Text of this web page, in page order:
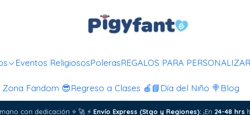
Eventos ReligiososPolerasREGALOS PARA PERSONALIZAR
Zona Fandom 😎Regreso a Clases 🍎📘 Día del Niño 🍭 Blog
con dedicación ⭐ 🚀 ⚡ Envío Express (Stgo y Regiones): ¡En 24-48 hrs